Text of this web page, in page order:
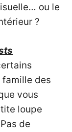
ou le
?
des
vous
loupe
de